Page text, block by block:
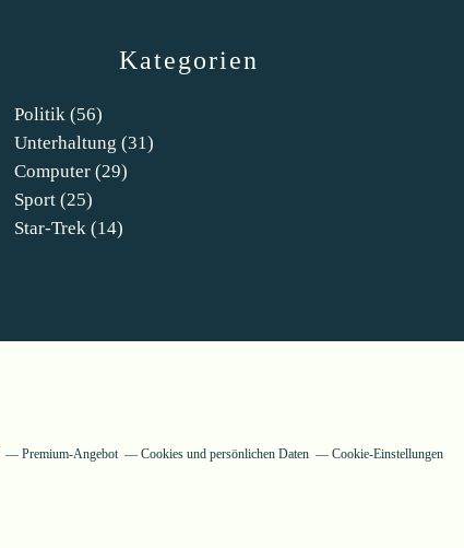
Kategorien
Politik (56)
Unterhaltung (31)
Computer (29)
Sport (25)
Star-Trek (14)
Premium-Angebot Cookies und persönlichen Daten Cookie-Einstellungen